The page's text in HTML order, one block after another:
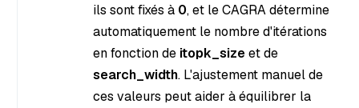
ils sont fixés à 0, et le CAGRA détermine
automatiquement le nombre d'itérations
en fonction de itopk_sizeet de
search_width. L'ajustement manuel de
ces valeurs peut aider à équilibrer la